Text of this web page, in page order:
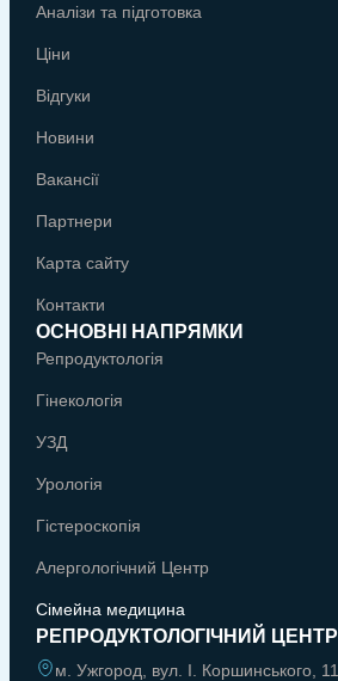
Аналізи та підготовка
Ціни
Відгуки
Новини
Вакансії
Партнери
Карта сайту
Контакти
ОСНОВНІ НАПРЯМКИ
Репродуктологія
Гінекологія
УЗД
Урологія
Гістероскопія
Алергологічний Центр
Сімейна медицина
РЕПРОДУКТОЛОГІЧНИЙ ЦЕНТР
м. Ужгород, вул. І. Коршинського, 11